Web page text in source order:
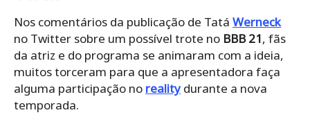
Nos comentários da publicação de Tatá Werneck
no Twitter sobre um possível trote no BBB 21, fãs
da atriz e do programa se animaram com a ideia,
muitos torceram para que a apresentadora faça
alguma participação no realitydurante a nova
temporada.